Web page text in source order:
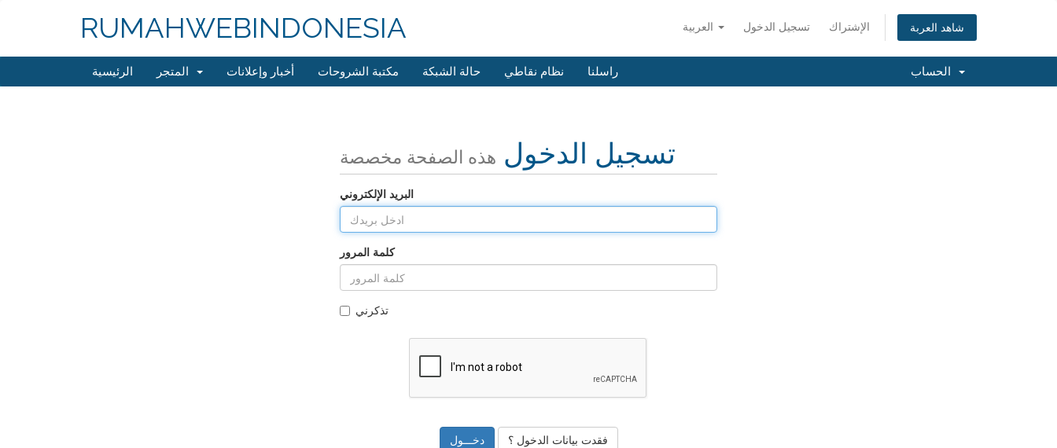
تسجيل الدخول الإشتراك شاهد العربة RUMAHWEBINDONESIA
الرئيسية أخبار وإعلانات مكتبة الشروحات حالة الشبكة نظام نقاطي راسلنا
تسجيل الدخول هذه الصفحة مخصصة
البريد الإلكتروني
كلمة المرور
تذكرني
فقدت بيانات الدخول ؟